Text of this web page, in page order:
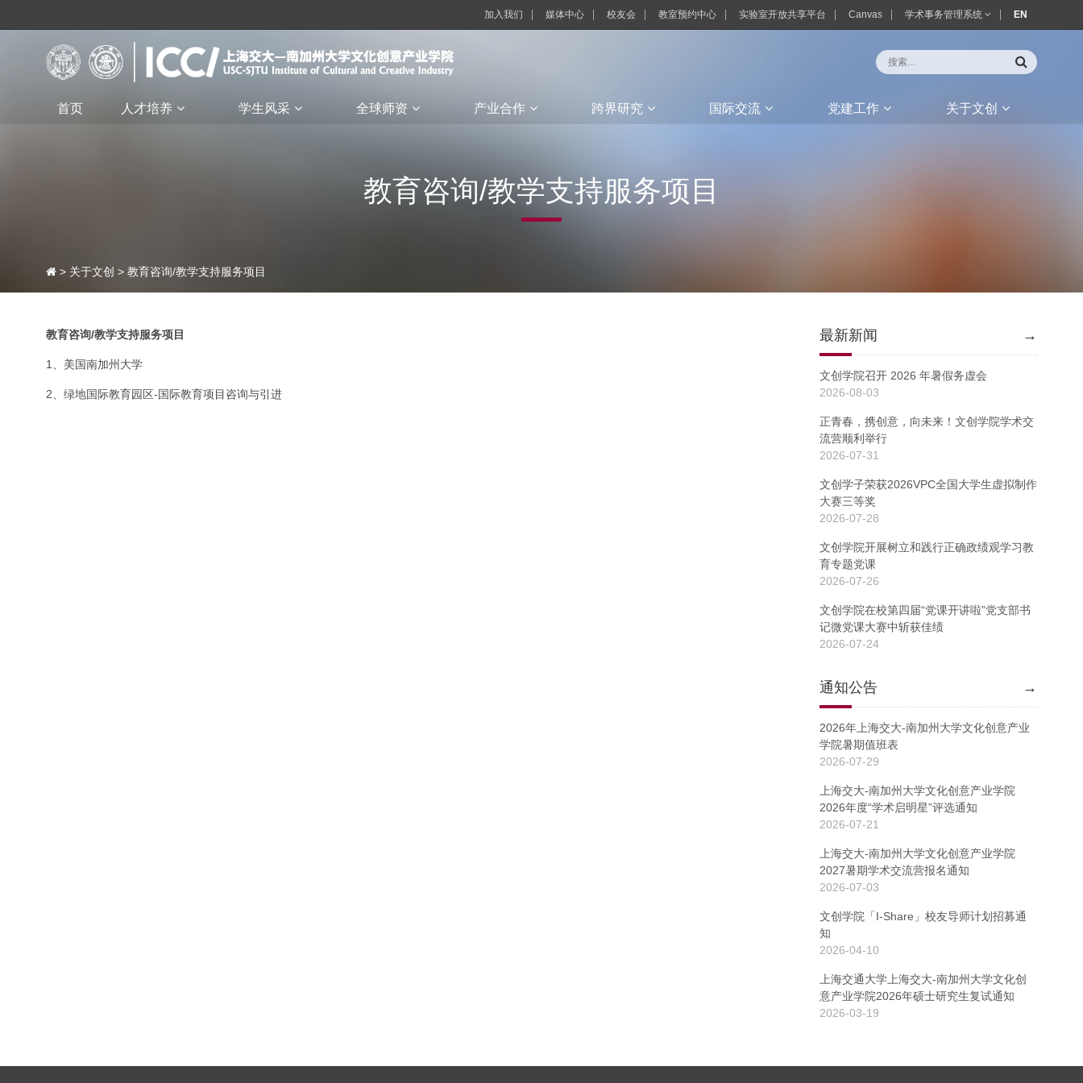
加入我们 媒体中心 校友会 教室预约中心 实验室开放共享平台 Canvas 学术事务管理系统 EN
首页 人才培养 学生风采 全球师资 产业合作 跨界研究 国际交流 党建工作 关于文创
> 关于文创 > 教育咨询/教学支持服务项目
教育咨询/教学支持服务项目
教育咨询/教学支持服务项目
1、美国南加州大学
2、绿地国际教育园区-国际教育项目咨询与引进
最新新闻 →
文创学院召开 2026 年暑假务虚会
2026-08-03
正青春，携创意，向未来！文创学院学术交
流营顺利举行
2026-07-31
文创学子荣获2026VPC全国大学生虚拟制作
大赛三等奖
2026-07-28
文创学院开展树立和践行正确政绩观学习教
育专题党课
2026-07-26
文创学院在校第四届“党课开讲啦”党支部书
记微党课大赛中斩获佳绩
2026-07-24
通知公告 →
2026年上海交大-南加州大学文化创意产业
学院暑期值班表
2026-07-29
上海交大-南加州大学文化创意产业学院
2026年度“学术启明星”评选通知
2026-07-21
上海交大-南加州大学文化创意产业学院
2027暑期学术交流营报名通知
2026-07-03
文创学院「I-Share」校友导师计划招募通
知
2026-04-10
上海交通大学上海交大-南加州大学文化创
意产业学院2026年硕士研究生复试通知
2026-03-19